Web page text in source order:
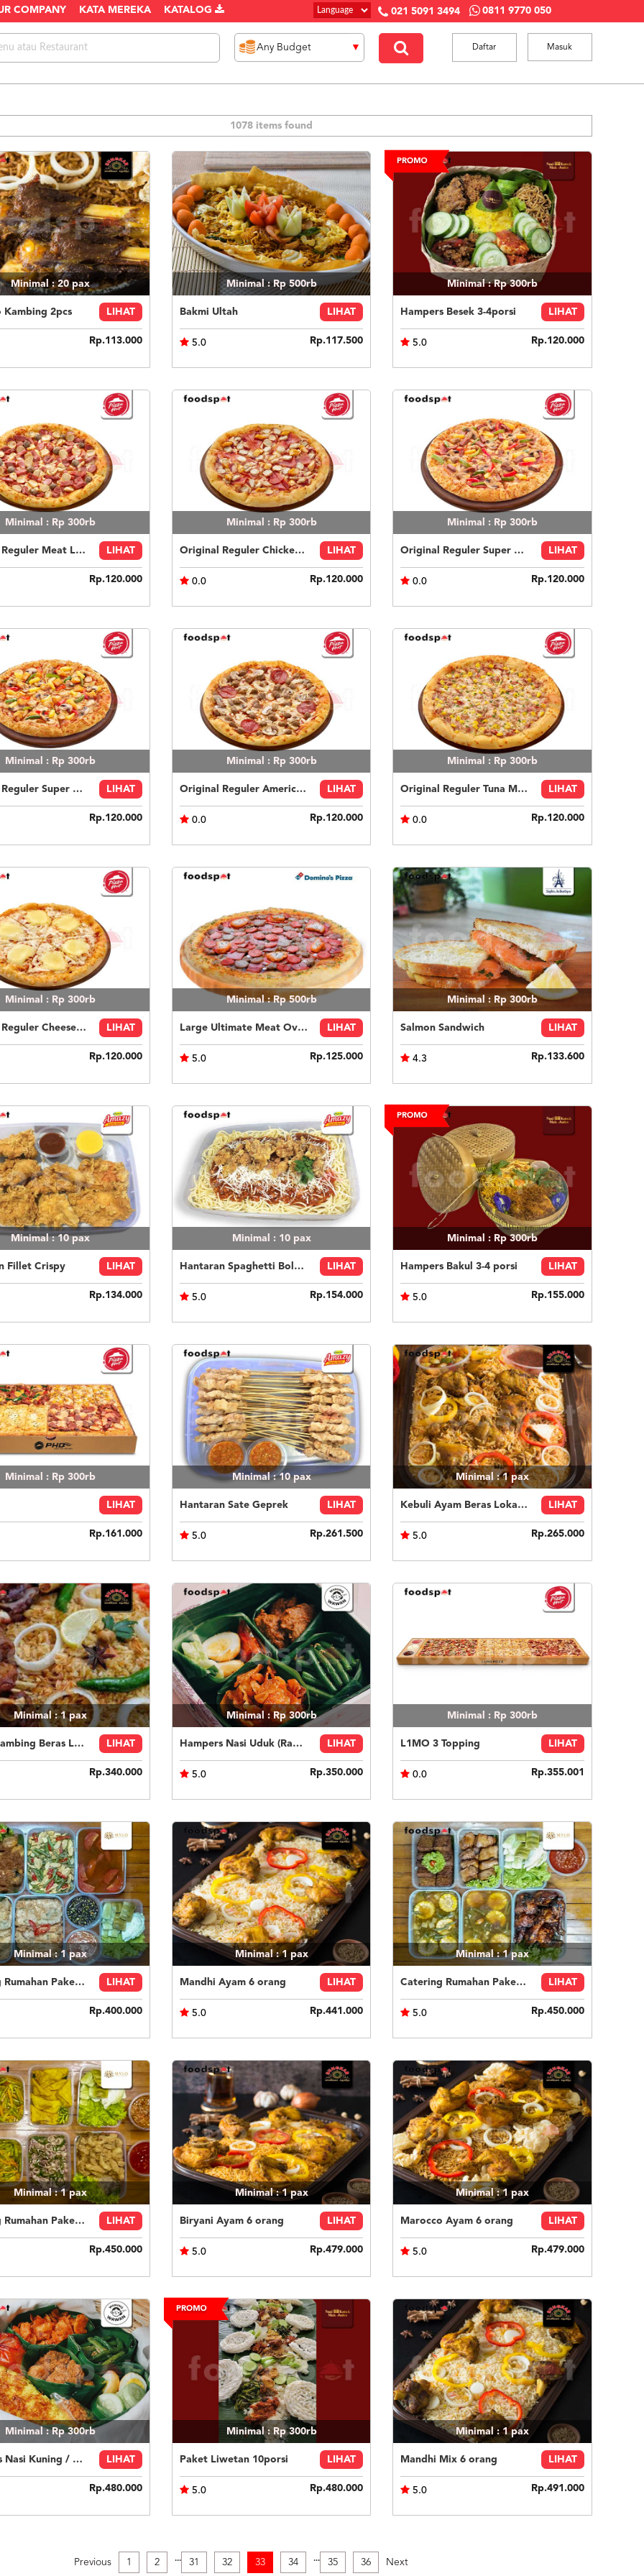
COMPANY KATA MEREKA KATALOG 021 5091 3494 0811 9770 050
Masuk
Daftar
1078 items found
Minimal : 20pax
Kambing 2pcs LIHAT
Rp.113.000
Minimal : Rp 500rb
Bakmi Ultah LIHAT
5.0 Rp.117.500
Minimal : Rp 300rb
Hampers Besek 3-4porsi LIHAT
5.0 Rp.120.000
Minimal : Rp 300rb
Original Reguler Meat Lovers LIHAT
Rp.120.000
Minimal : Rp 300rb
Original Reguler Chicken Lovers LIHAT
0.0 Rp.120.000
Minimal : Rp 300rb
Original Reguler Super Supreme Beef LIHAT
0.0 Rp.120.000
Minimal : Rp 300rb
Original Reguler Super Supreme Chicken LIHAT
Rp.120.000
Minimal : Rp 300rb
Original Reguler American Favorite LIHAT
0.0 Rp.120.000
Minimal : Rp 300rb
Original Reguler Tuna Melt LIHAT
0.0 Rp.120.000
Minimal : Rp 300rb
Original Reguler Cheese Lovers LIHAT
Rp.120.000
Minimal : Rp 500rb
Large Ultimate Meat Overload LIHAT
5.0 Rp.125.000
Minimal : Rp 300rb
Salmon Sandwich LIHAT
4.3 Rp.133.600
Minimal : 10pax
Fillet Crispy LIHAT
Rp.134.000
Minimal : 10 pax
Hantaran Spaghetti Bolognese LIHAT
5.0 Rp.154.000
Minimal : Rp 300rb
Hampers Bakul 3-4 porsi LIHAT
5.0 Rp.155.000
Minimal : Rp 300rb
LIHAT
Rp.161.000
Minimal : 10pax
Hantaran Sate Geprek LIHAT
5.0 Rp.261.500
Minimal : 1 pax
Kebuli Ayam Beras Lokal 6 orang LIHAT
5.0 Rp.265.000
Minimal : 1pax
Kebuli Kambing Beras Lokal 6 orang LIHAT
Rp.340.000
Minimal : Rp 300rb
Hampers Nasi Uduk (Rantangan) LIHAT
5.0 Rp.350.000
Minimal : Rp 300rb
L1MO 3 Topping LIHAT
0.0 Rp.355.001
Minimal : 1pax
Catering Rumahan Paket 1 LIHAT
Rp.400.000
Minimal : 1 pax
Mandhi Ayam 6 orang LIHAT
5.0 Rp.441.000
Minimal : 1pax
Catering Rumahan Paket 2 LIHAT
5.0 Rp.450.000
Minimal : 1pax
Catering Rumahan Paket 5 LIHAT
Rp.450.000
Minimal : 1pax
Biryani Ayam 6 orang LIHAT
5.0 Rp.479.000
Minimal : 1pax
Marocco Ayam 6 orang LIHAT
5.0 Rp.479.000
Minimal : Rp 300rb
Hampers Nasi Kuning / Nasi Liwet (Rantangan) LIHAT
Rp.480.000
Minimal : Rp 300rb
Paket Liwetan 10porsi LIHAT
5.0 Rp.480.000
Minimal : 1pax
Mandhi Mix 6 orang LIHAT
5.0 Rp.491.000
Previous 1 2 ... 31 32 33 34 ... 35 36 Next